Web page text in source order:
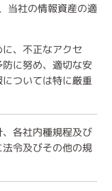
当社の情報資産の適
、不正なアクセ
に努め、適切な安
ついては特に厳重
各社内種規程及び
令及びその他の規